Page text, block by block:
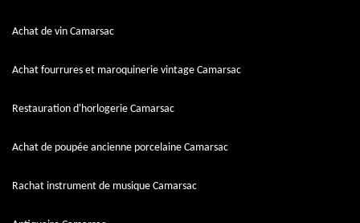
Achat de vin Camarsac
Achat fourrures et maroquinerie vintage Camarsac
Restauration d'horlogerie Camarsac
Achat de poupée ancienne porcelaine Camarsac
Rachat instrument de musique Camarsac